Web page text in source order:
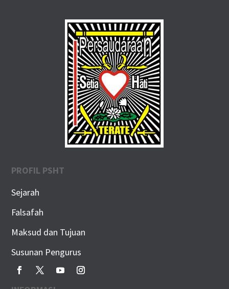
PROFIL PSHT
Sejarah
Falsafah
Maksud dan Tujuan
Susunan Pengurus